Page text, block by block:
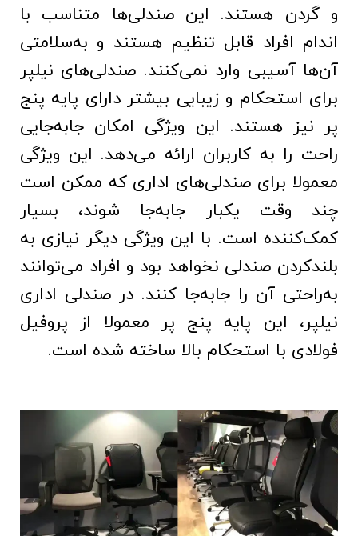
و گردن هستند. این صندلی‌ها متناسب با
اندام افراد قابل تنظیم هستند و به‌سلامتی
آن‌ها آسیبی وارد نمی‌کنند. صندلی‌های نیلپر
برای استحکام و زیبایی بیشتر دارای پایه پنج
پر نیز هستند. این ویژگی امکان جابه‌جایی
راحت را به کاربران ارائه می‌دهد. این ویژگی
معمولا برای صندلی‌های اداری که ممکن است
چند وقت یکبار جابه‌جا شوند، بسیار
کمک‌کننده است. با این ویژگی دیگر نیازی به
بلندکردن صندلی نخواهد بود و افراد می‌توانند
به‌راحتی آن را جابه‌جا کنند. در صندلی‌ اداری
نیلپر، این پایه پنج پر معمولا از پروفیل
فولادی با استحکام بالا ساخته شده است.